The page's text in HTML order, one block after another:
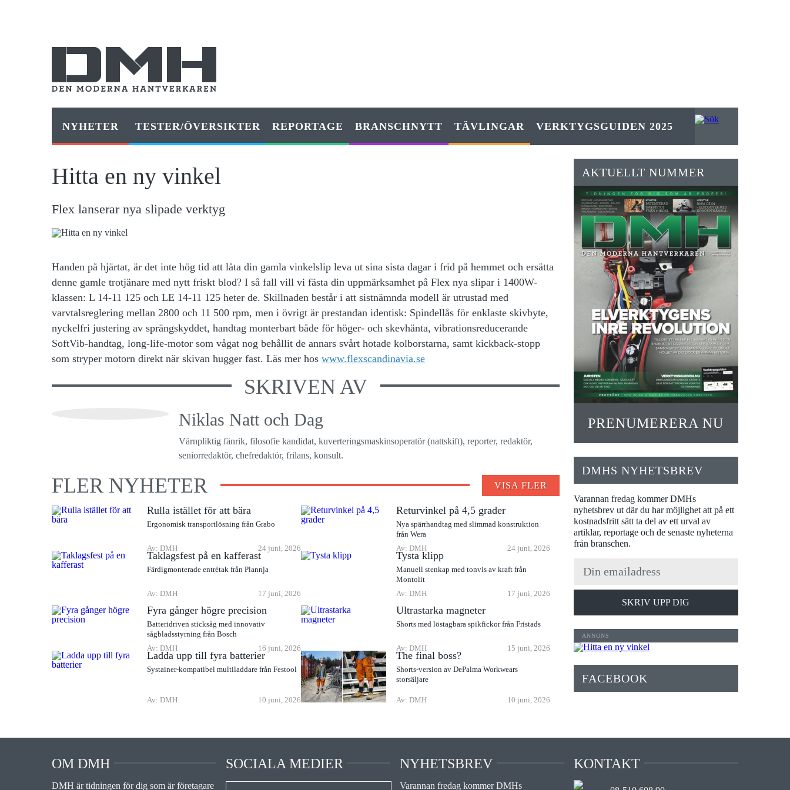
NYHETER TESTER/ÖVERSIKTER REPORTAGE BRANSCHNYTT TÄVLINGAR VERKTYGSGUIDEN 2025
Hitta en ny vinkel
Flex lanserar nya slipade verktyg
Handen på hjärtat, är det inte hög tid att låta din gamla vinkelslip leva ut sina sista dagar i frid på hemmet och ersätta
denne gamle trotjänare med nytt friskt blod? I så fall vill vi fästa din uppmärksamhet på Flex nya slipar i 1400W-
klassen: L 14-11 125 och LE 14-11 125 heter de. Skillnaden består i att sistnämnda modell är utrustad med
varvtalsreglering mellan 2800 och 11 500 rpm, men i övrigt är prestandan identisk: Spindellås för enklaste skivbyte,
nyckelfri justering av sprängskyddet, handtag monterbart både för höger- och skevhänta, vibrationsreducerande
SoftVib-handtag, long-life-motor som vågat nog behållit de annars svårt hotade kolborstarna, samt kickback-stopp
som stryper motorn direkt när skivan hugger fast. Läs mer hos www.flexscandinavia.se
SKRIVEN AV
Niklas Natt och Dag
Värnpliktig fänrik, filosofie kandidat, kuverteringsmaskinsoperatör (nattskift), reporter, redaktör,
seniorredaktör, chefredaktör, frilans, konsult.
FLER NYHETER VISA FLER
Rulla istället för att bära
Ergonomisk transportlösning från Grabo
Av: DMH 24 juni, 2026
Returvinkel på 4,5 grader
Nya spärrhandtag med slimmad konstruktion
från Wera
Av: DMH
24 juni, 2026
Taklagsfest på en kafferast
Färdigmonterade entrétak från Plannja
Av: DMH 17 juni, 2026
Tysta klipp
Manuell stenkap med tonvis av kraft från
Montolit
Av: DMH
17 juni, 2026
Fyra gånger högre precision
Batteridriven sticksåg med innovativ
sågbladsstyrning från Bosch
Av: DMH
16 juni, 2026
Ultrastarka magneter
Shorts med löstagbara spikfickor från Fristads
Av: DMH 15 juni, 2026
Ladda upp till fyra batterier
Systainer-kompatibel multiladdare från Festool
Av: DMH 10 juni, 2026
The final boss?
Shorts-version av DePalma Workwears
storsäljare
Av: DMH 10 juni, 2026
AKTUELLT NUMMER
PRENUMERERA NU
DMHS NYHETSBREV
Varannan fredag kommer DMHs
nyhetsbrev ut där du har möjlighet att på ett
kostnadsfritt sätt ta del av ett urval av
artiklar, reportage och de senaste nyheterna
från branschen.
SKRIV UPP DIG
FACEBOOK
OM DMH
DMH är tidningen för dig som är företagare
SOCIALA MEDIER NYHETSBREV
Varannan fredag kommer DMHs
KONTAKT